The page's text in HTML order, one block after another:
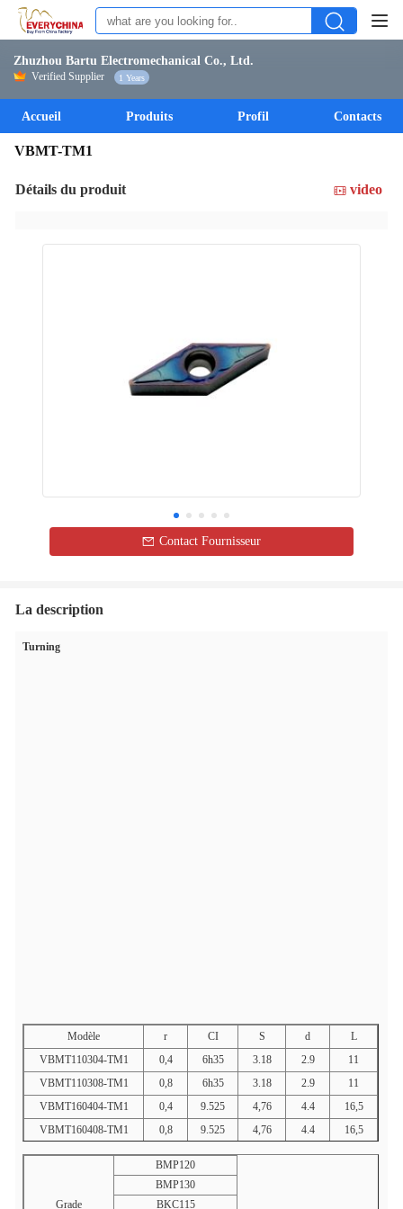
Zhuzhou Bartu Electromechanical Co., Ltd.
Verified Supplier 1 Years
Accueil Produits Profil Contacts
VBMT-TM1
Détails du produit video
Contact Fournisseur
La description
Turning
Modèle r CI S d
L
VBMT110304-TM1
0,4 6h35 3.18 2.9
11
VBMT110308-TM1
0,8 6h35 3.18 2.9
11
VBMT160404-TM1
0,4 9.525 4,76 4.4
16,5
VBMT160408-TM1
0,8 9.525 4,76 4.4 16,5
Grade
BMP120
BMP130
BKC115